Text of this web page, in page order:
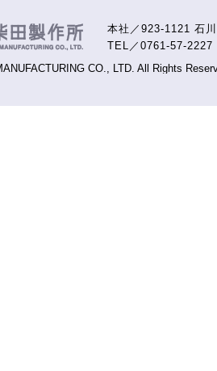
本社／923-1121 石
TEL／0761-57-
CO., LTD. All Rights